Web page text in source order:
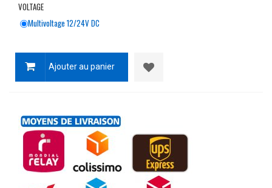
VOLTAGE
Multivoltage 12/24V DC
Ajouter au panier